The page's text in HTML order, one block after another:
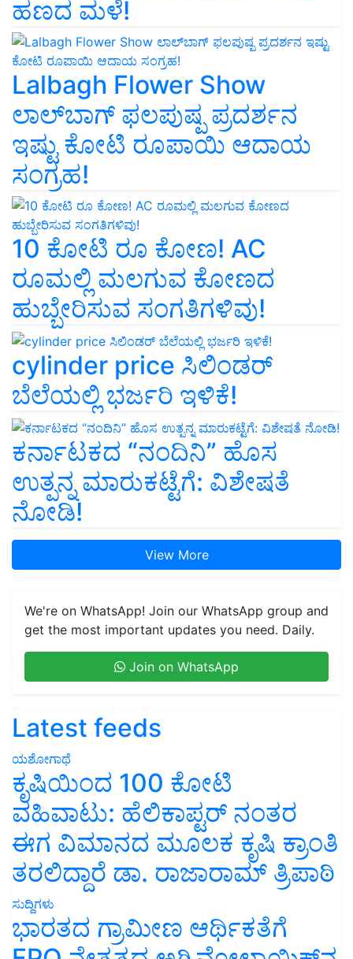
ಹಣದ ಮಳೆ!
Lalbagh Flower Show
ಲಾಲ್‌ಬಾಗ್ ಫಲಪುಷ್ಪ ಪ್ರದರ್ಶನ
ಇಷ್ಟು ಕೋಟಿ ರೂಪಾಯಿ ಆದಾಯ
ಸಂಗ್ರಹ!
10 ಕೋಟಿ ರೂ ಕೋಣ! AC
ರೂಮಲ್ಲಿ ಮಲಗುವ ಕೋಣದ
ಹುಬ್ಬೇರಿಸುವ ಸಂಗತಿಗಳಿವು!
cylinder price ಸಿಲಿಂಡರ್‌
ಬೆಲೆಯಲ್ಲಿ ಭರ್ಜರಿ ಇಳಿಕೆ!
ಕರ್ನಾಟಕದ “ನಂದಿನಿ” ಹೊಸ
ಉತ್ಪನ್ನ ಮಾರುಕಟ್ಟೆಗೆ: ವಿಶೇಷತೆ
ನೋಡಿ!
View More
We're on WhatsApp! Join our WhatsApp group and
get the most important updates you need. Daily.
Join on WhatsApp
Latest feeds
ಯಶೋಗಾಥೆ
ಕೃಷಿಯಿಂದ 100 ಕೋಟಿ
ವಹಿವಾಟು: ಹೆಲಿಕಾಪ್ಟರ್ ನಂತರ
ಈಗ ವಿಮಾನದ ಮೂಲಕ ಕೃಷಿ ಕ್ರಾಂತಿ
ತರಲಿದ್ದಾರೆ ಡಾ. ರಾಜಾರಾಮ್ ತ್ರಿಪಾಠಿ
ಸುದ್ದಿಗಳು
ಭಾರತದ ಗ್ರಾಮೀಣ ಆರ್ಥಿಕತೆಗೆ